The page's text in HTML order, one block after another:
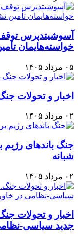
آسوشیتدپرس توقف
خواسته‌هایمان
۰۵ مرداد ۱۴۰۵
اخبار و تحولات جنگ - 2
۰۲ مرداد ۱۴۰۵
جنگ باندهای
شبانه
۰۲ مرداد ۱۴۰۵
اخبار و تحولات
جدید سیاسی-